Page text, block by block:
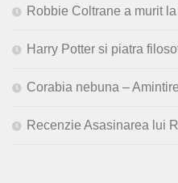
Robbie Coltrane a murit
Harry Potter si piatra
Corabia nebuna –
Recenzie Asasinarea lui